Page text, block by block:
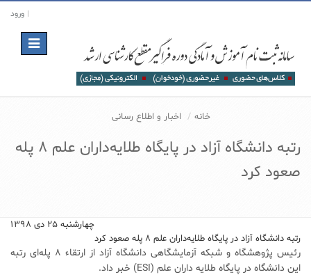
ورود
Toggle
navigation
خانه اخبار و اطلاع رسانی
رتبه دانشگاه آزاد در پایگاه طلایه‌داران علم ۸ پله
صعود کرد
چهارشنبه ۲۵ دی ۱۳۹۸
رتبه دانشگاه آزاد در پایگاه طلایه‌داران علم ۸ پله صعود کرد
رئیس پژوهشگاه و شبکه آزمایشگاهی دانشگاه آزاد از ارتقاء ۸ پله‌ای رتبه
این دانشگاه در پایگاه طلایه داران علم (ESI) خبر داد.